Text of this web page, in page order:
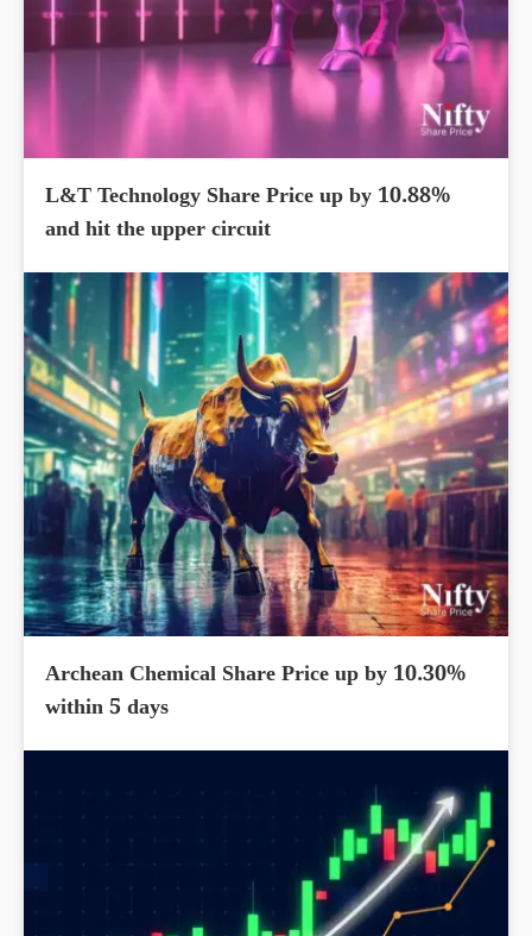
L&T Technology Share Price up by 10.88%
and hit the upper circuit
Archean Chemical Share Price up by 10.30%
within 5 days